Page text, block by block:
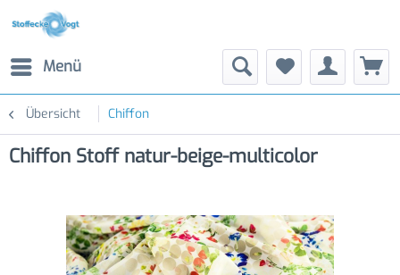
Menü
Übersicht Chiffon
Chiffon Stoff natur-beige-multicolor